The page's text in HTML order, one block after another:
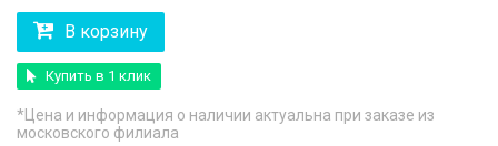
В корзину
Купить в 1 клик
*Цена и информация о наличии актуальна при заказе из
московского филиала